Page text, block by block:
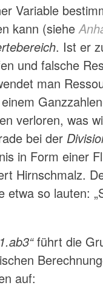
Variable
kann (siehe
. Ist er
und falsche
man
verloren, was
bei der
in Form einer
Hirnschmalz.
etwa so lauten:
führt die
auf: